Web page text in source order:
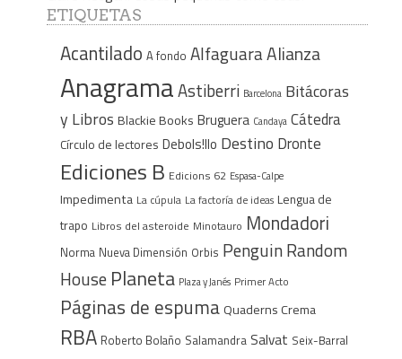
ETIQUETAS
Acantilado A fondo AlfaguaraAlianza
AnagramaAstiberri Barcelona Bitácoras
y Libros Blackie Books Bruguera Candaya Cátedra
Círculo de lectores Debols!llo Destino Dronte
Ediciones B Edicions 62 Espasa-Calpe
Impedimenta La cúpula La factoría de ideas Lengua de
trapo Libros del asteroide Minotauro Mondadori
Norma Nueva Dimensión Orbis Penguin Random
House Planeta Plaza y Janés Primer Acto
Páginas de espumaQuaderns Crema
RBA Roberto Bolaño Salamandra Salvat Seix-Barral